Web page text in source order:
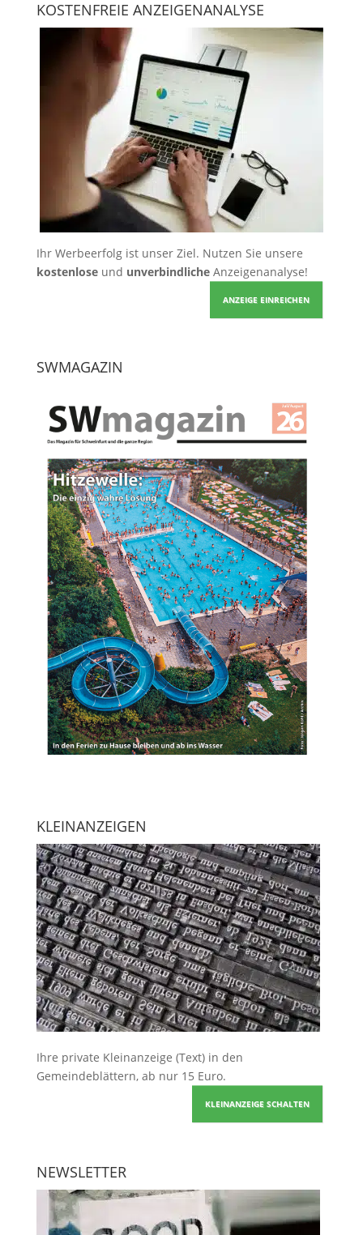
KOSTENFREIE ANZEIGENANALYSE
Ihr Werbeerfolg ist unser Ziel. Nutzen Sie unsere
kostenloseund unverbindlicheAnzeigenanalyse!
ANZEIGE EINREICHEN
SWMAGAZIN
KLEINANZEIGEN
Ihre private Kleinanzeige (Text) in den
Gemeindeblättern, ab nur 15 Euro.
KLEINANZEIGE SCHALTEN
NEWSLETTER